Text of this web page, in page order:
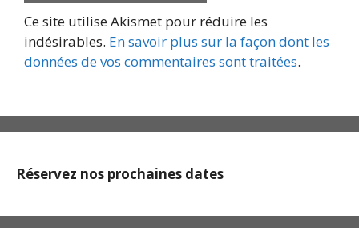
Ce site utilise Akismet pour réduire les
indésirables. En savoir plus sur la façon dont les
données de vos commentaires sont traitées.
Réservez nos prochaines dates